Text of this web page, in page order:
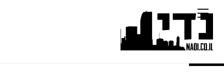
content
Menu